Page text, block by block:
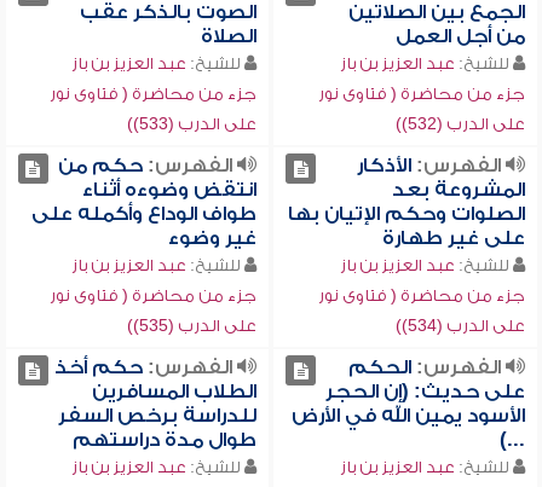
الجمع بين الصلاتين
من أجل العمل
للشيخ: عبد العزيز بن باز
جزء من محاضرة ( فتاوى نور
على الدرب (532))
الصوت بالذكر عقب
الصلاة
للشيخ: عبد العزيز بن باز
جزء من محاضرة ( فتاوى نور
على الدرب (533))
الفهرس:الأذكار
المشروعة بعد
الصلوات وحكم الإتيان بها
على غير طهارة
للشيخ: عبد العزيز بن باز
جزء من محاضرة ( فتاوى نور
على الدرب (534))
الفهرس:حكم من
انتقض وضوءه أثناء
طواف الوداع وأكمله على
غير وضوء
للشيخ: عبد العزيز بن باز
جزء من محاضرة ( فتاوى نور
على الدرب (535))
الفهرس:الحكم
على حديث: (إن الحجر
الأسود يمين الله في الأرض
...)
للشيخ: عبد العزيز بن باز
الفهرس:حكم أخذ
الطلاب المسافرين
للدراسة برخص السفر
طوال مدة دراستهم
للشيخ: عبد العزيز بن باز